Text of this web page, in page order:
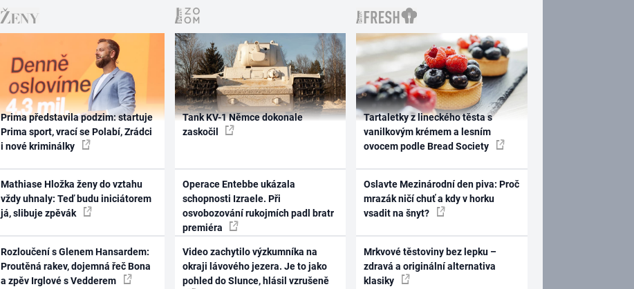
Prima představila podzim: startuje
Prima sport, vrací se Polabí, Zrádci
i nové kriminálky
Mathiase Hložka ženy do vztahu
vždy uhnaly: Teď budu iniciátorem
já, slibuje zpěvák
Rozloučení s Glenem Hansardem:
Proutěná rakev, dojemná řeč Bona
a zpěv Irglové s Vedderem
Tank KV-1 Němce dokonale
zaskočil
Operace Entebbe ukázala
schopnosti Izraele. Při
osvobozování rukojmích padl bratr
premiéra
Video zachytilo výzkumníka na
okraji lávového jezera. Je to jako
pohled do Slunce, hlásil vzrušeně
Tartaletky z lineckého těsta s
vanilkovým krémem a lesním
ovocem podle Bread Society
Oslavte Mezinárodní den piva: Proč
mrazák ničí chuť a kdy v horku
vsadit na šnyt?
Mrkvové těstoviny bez lepku –
zdravá a originální alternativa
klasiky